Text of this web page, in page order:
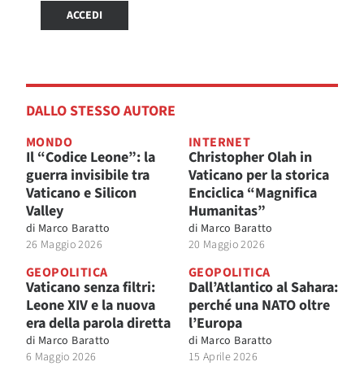
ACCEDI
DALLO STESSO AUTORE
MONDO
Il “Codice Leone”: la
guerra invisibile tra
Vaticano e Silicon
Valley
di Marco Baratto
26 Maggio 2026
INTERNET
Christopher Olah in
Vaticano per la storica
Enciclica “Magnifica
Humanitas”
di Marco Baratto
20 Maggio 2026
GEOPOLITICA
Vaticano senza filtri:
Leone XIV e la nuova
era della parola diretta
di Marco Baratto
6 Maggio 2026
GEOPOLITICA
Dall’Atlantico al Sahara:
perché una NATO oltre
l’Europa
di Marco Baratto
15 Aprile 2026